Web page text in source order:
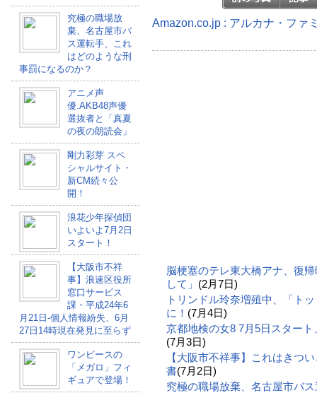
究極の職場放
棄、名古屋市バ
ス運転手、これ
はどのような刑
事罰になるのか？
アニメ声
優.AKB48声優
選抜者と「真夏
の夜の朗読会」
剛力彩芽 スペ
シャルサイト・
新CM続々公
開！
浪花少年探偵団
いよいよ7月2日
スタート！
【大阪市不祥
事】浪速区役所
窓口サービス
課・平成24年6
月21日-個人情報紛失、6月
27日14時現在発見に至らず
ワンピースの
「メガロ」フィ
ギュアで登場！
Amazon.co.jp : アルカナ・ファ
脳梗塞のテレ東大橋アナ、復
して」 (2月7日)
トリンドル玲奈増殖中、「ト
に！ (7月4日)
京都地検の女8 7月5日スター
(7月3日)
【大阪市不祥事】これはきつ
書(7月2日)
究極の職場放棄、名古屋市バ